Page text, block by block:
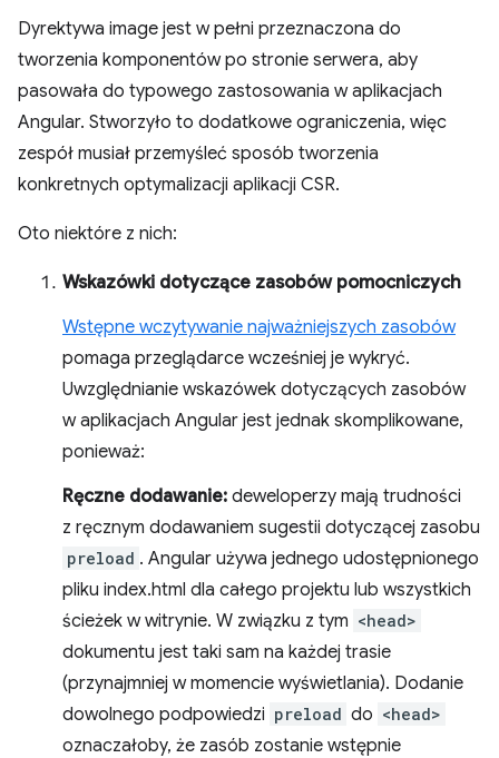
Dyrektywa image jest w pełni przeznaczona do
tworzenia komponentów po stronie serwera, aby
pasowała do typowego zastosowania w aplikacjach
Angular. Stworzyło to dodatkowe ograniczenia, więc
zespół musiał przemyśleć sposób tworzenia
konkretnych optymalizacji aplikacji CSR.
Oto niektóre z nich:
Wskazówki dotyczące zasobów pomocniczych
Wstępne wczytywanie najważniejszych zasobów
pomaga przeglądarce wcześniej je wykryć.
Uwzględnianie wskazówek dotyczących zasobów
w aplikacjach Angular jest jednak skomplikowane,
ponieważ:
Ręczne dodawanie: deweloperzy mają trudności
z ręcznym dodawaniem sugestii dotyczącej zasobu
preload . Angular używa jednego udostępnionego
pliku index.html dla całego projektu lub wszystkich
ścieżek w witrynie. W związku z tym <head>
dokumentu jest taki sam na każdej trasie
(przynajmniej w momencie wyświetlania). Dodanie
dowolnego podpowiedzi preload do <head>
oznaczałoby, że zasób zostanie wstępnie